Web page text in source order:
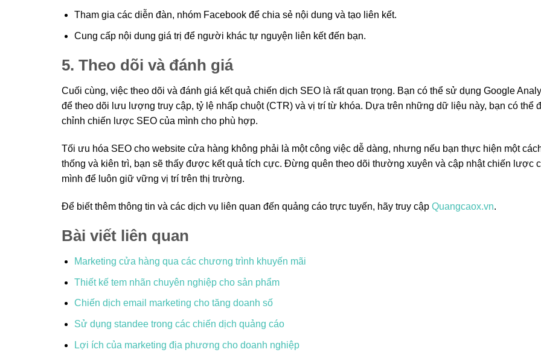
Tham gia các diễn đàn, nhóm Facebook để chia sẻ nội dung và tạo liên kết.
Cung cấp nội dung giá trị để người khác tự nguyện liên kết đến bạn.
5. Theo dõi và đánh giá
Cuối cùng, việc theo dõi và đánh giá kết quả chiến dịch SEO là rất quan trọng. Bạn có thể sử dụng Google
để theo dõi lưu lượng truy cập, tỷ lệ nhấp chuột (CTR) và vị trí từ khóa. Dựa trên những dữ liệu này, bạn có thể
chỉnh chiến lược SEO của mình cho phù hợp.
Tối ưu hóa SEO cho website cửa hàng không phải là một công việc dễ dàng, nhưng nếu bạn thực hiện một
thống và kiên trì, bạn sẽ thấy được kết quả tích cực. Đừng quên theo dõi thường xuyên và cập nhật chiến lược
mình để luôn giữ vững vị trí trên thị trường.
Để biết thêm thông tin và các dịch vụ liên quan đến quảng cáo trực tuyến, hãy truy cập Quangcaox.vn.
Bài viết liên quan
Marketing cửa hàng qua các chương trình khuyến mãi
Thiết kế tem nhãn chuyên nghiệp cho sản phẩm
Chiến dịch email marketing cho tăng doanh số
Sử dụng standee trong các chiến dịch quảng cáo
Lợi ích của marketing địa phương cho doanh nghiệp